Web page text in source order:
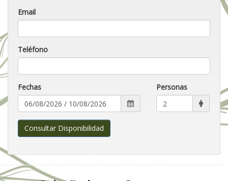
Email
Teléfono
Fechas Personas
Consultar Disponibilidad